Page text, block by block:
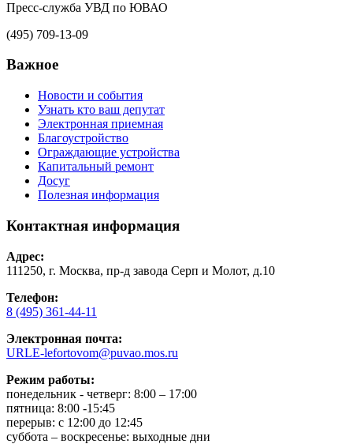
Пресс-служба УВД по ЮВАО
(495) 709-13-09
Важное
Новости и события
Узнать кто ваш депутат
Электронная приемная
Благоустройство
Ограждающие устройства
Капитальный ремонт
Досуг
Полезная информация
Контактная информация
Адрес:
111250, г. Москва, пр-д завода Серп и Молот, д.10
Телефон:
8 (495) 361-44-11
Электронная почта:
URLE-lefortovom@puvao.mos.ru
Режим работы:
понедельник - четверг: 8:00 – 17:00
пятница: 8:00 -15:45
перерыв: с 12:00 до 12:45
суббота – воскресенье: выходные дни